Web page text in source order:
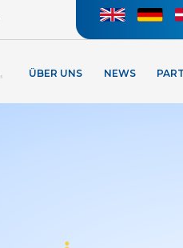
ÜBER UNS NEWS